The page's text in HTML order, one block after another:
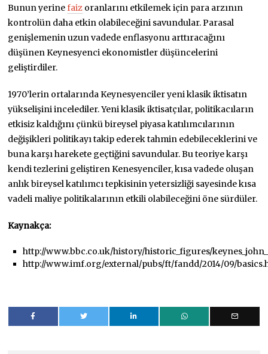
Bunun yerinefaiz oranlarını etkilemek için para arzının
kontrolün daha etkin olabileceğini savundular. Parasal
genişlemenin uzun vadede enflasyonu arttıracağını
düşünen Keynesyenci ekonomistler düşüncelerini
geliştirdiler.
1970’lerin ortalarında Keynesyenciler yeni klasik iktisatın
yükselişini incelediler. Yeni klasik iktisatçılar, politikacıların
etkisiz kaldığını çünkü bireysel piyasa katılımcılarının
değişikleri politikayı takip ederek tahmin edebileceklerini ve
buna karşı harekete geçtiğini savundular. Bu teoriye karşı
kendi tezlerini geliştiren Kenesyenciler, kısa vadede oluşan
anlık bireysel katılımcı tepkisinin yetersizliği sayesinde kısa
vadeli maliye politikalarının etkili olabileceğini öne sürdüler.
Kaynakça:
http://www.bbc.co.uk/history/historic_figures/
http://www.imf.org/external/pubs/ft/fandd/2014/09/